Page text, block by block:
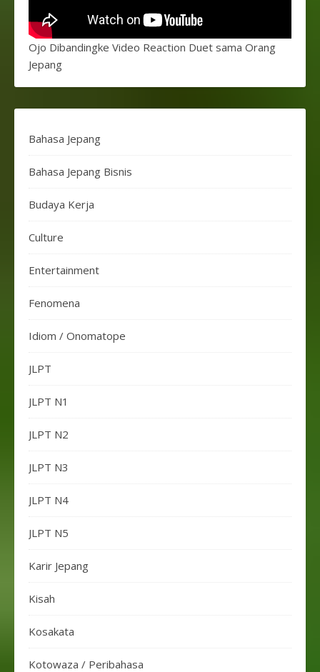
Ojo Dibandingke Video Reaction Duet sama Orang
Jepang
Bahasa Jepang
Bahasa Jepang Bisnis
Budaya Kerja
Culture
Entertainment
Fenomena
Idiom / Onomatope
JLPT
JLPT N1
JLPT N2
JLPT N3
JLPT N4
JLPT N5
Karir Jepang
Kisah
Kosakata
Kotowaza / Peribahasa